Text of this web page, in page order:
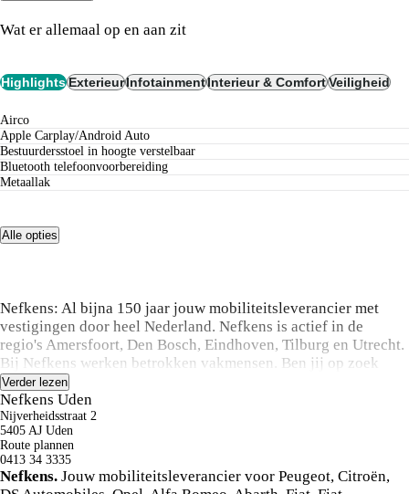
Wat er allemaal op en aan zit
HighlightsExterieurInfotainmentInterieur & ComfortVeiligheid
airco
Apple Carplay/Android Auto
bestuurdersstoel in hoogte verstelbaar
Bluetooth telefoonvoorbereiding
Metaallak
Alle opties
Nefkens: Al bijna 150 jaar jouw mobiliteitsleverancier met
vestigingen door heel Nederland. Nefkens is actief in de
regio's Amersfoort, Den Bosch, Eindhoven, Tilburg en Utrecht.
Bij Nefkens werken betrokken vakmensen. Ben jij op zoek
naar een nieuwe Peugeot, Citroën, DS Automobiles, Opel, Alfa
Romeo, Abarth, Fiat, Jeep, Lancia, Leapmotor of een gebruikte
auto? Wij staan voor je klaar om je snel en vakkundig op weg
te helpen.
Van harte welkom!
Verder lezen
Nefkens Uden
Nijverheidsstraat 2
5405 AJ Uden
Route plannen
0413 34 3335
Nefkens. Jouw mobiliteitsleverancier voor Peugeot, Citroën,